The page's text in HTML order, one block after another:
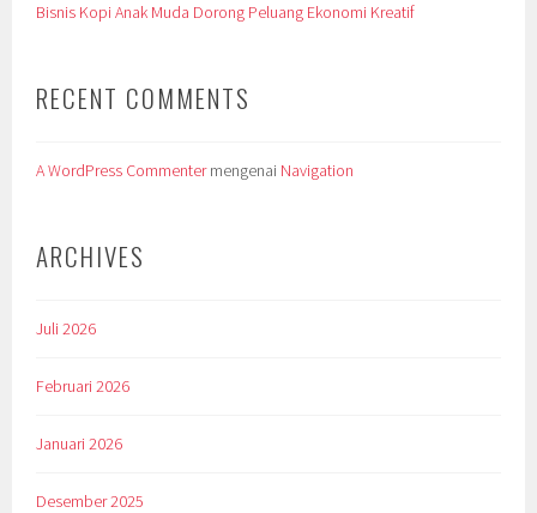
Bisnis Kopi Anak Muda Dorong Peluang Ekonomi Kreatif
RECENT COMMENTS
A WordPress Commentermengenai Navigation
ARCHIVES
Juli 2026
Februari 2026
Januari 2026
Desember 2025